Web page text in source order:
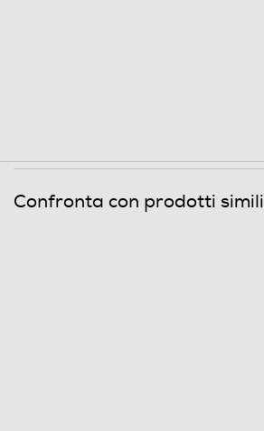
Telecomando
Custodia
Confronta con prodotti simili